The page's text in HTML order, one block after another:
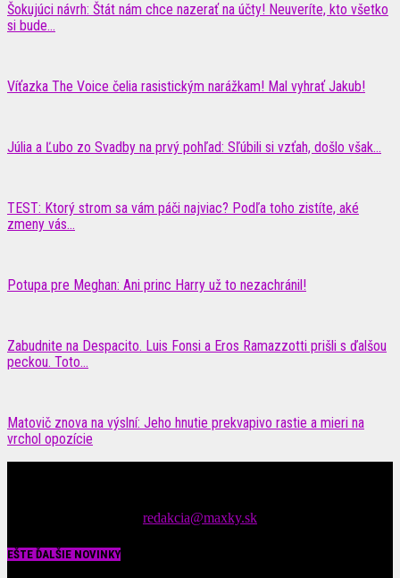
Šokujúci návrh: Štát nám chce nazerať na účty! Neuveríte, kto všetko
si bude...
Víťazka The Voice čelia rasistickým narážkam! Mal vyhrať Jakub!
Júlia a Ľubo zo Svadby na prvý pohľad: Sľúbili si vzťah, došlo však...
TEST: Ktorý strom sa vám páči najviac? Podľa toho zistíte, aké
zmeny vás...
Potupa pre Meghan: Ani princ Harry už to nezachránil!
Zabudnite na Despacito. Luis Fonsi a Eros Ramazzotti prišli s ďalšou
peckou. Toto...
Matovič znova na výslní: Jeho hnutie prekvapivo rastie a mieri na
vrchol opozície
redakcia@maxky.sk
EŠTE ĎALŠIE NOVINKY